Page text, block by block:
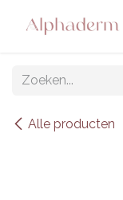
Alle producten